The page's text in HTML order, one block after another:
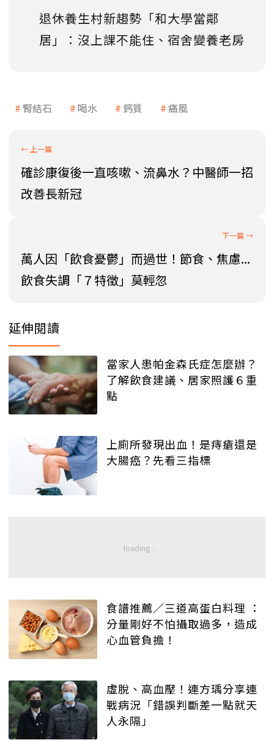
退休養生村新趨勢「和大學當鄰
居」：沒上課不能住、宿舍變養老房
腎結石 喝水 鈣質 痛風
確診康復後一直咳嗽、流鼻水？中醫師一招
改善長新冠
萬人因「飲食憂鬱」而過世！節食、焦慮...
飲食失調「７特徵」莫輕忽
延伸閱讀
當家人患帕金森氏症怎麼辦？
了解飲食建議、居家照護６重
點
上廁所發現出血！是痔瘡還是
大腸癌？先看三指標
食譜推薦／三道高蛋白料理 ：
分量剛好不怕攝取過多，造成
心血管負擔！
虛脫、高血壓！連方瑀分享連
戰病況「錯誤判斷差一點就天
人永隔」